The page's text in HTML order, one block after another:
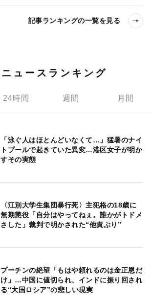
記事ランキングの一覧を見る
ニュースランキング
24時間 週間 月間
「泳ぐ人はほとんどいなくて…」猛暑のナイ
トプールで起きていた異変…港区女子が明か
すその実態
〈江別大学生集団暴行死〉主犯格の18歳に
無期懲役「自分はやってねぇ。誰かがトドメ
さした」裁判で明かされた“他責ぶり”
プーチンの絶望「もはや頼れるのは金正恩だ
け」…中国に値切られ、インドに振り回され
る“大国ロシア”の悲しい現実